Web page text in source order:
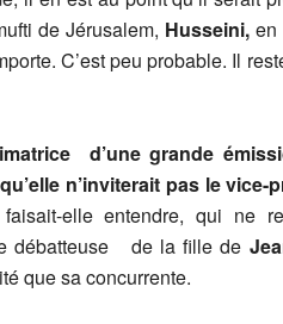
de Jérusalem, Husseini, en
C’est peu probable. Il
d’une grande
n’inviterait pas le
faisait-elle entendre, qui ne
débatteuse de la fille de
que sa concurrente.